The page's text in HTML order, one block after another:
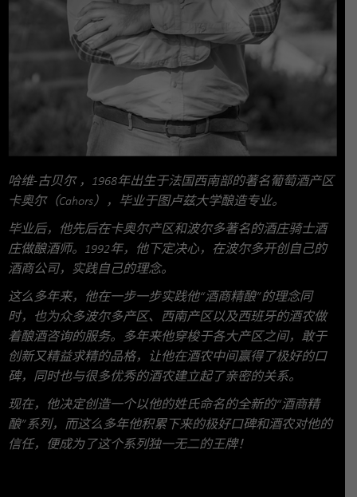
哈维-古贝尔 ，1968年出生于法国西南部的著名葡萄酒产区
卡奥尔（Cahors），毕业于图卢兹大学酿造专业。
毕业后，他先后在卡奥尔产区和波尔多著名的酒庄骑士酒
庄做酿酒师。1992年，他下定决心，在波尔多开创自己的
酒商公司，实践自己的理念。
这么多年来，他在一步一步实践他“酒商精酿”的理念同
时，也为众多波尔多产区、西南产区以及西班牙的酒农做
着酿酒咨询的服务。多年来他穿梭于各大产区之间，敢于
创新又精益求精的品格，让他在酒农中间赢得了极好的口
碑，同时也与很多优秀的酒农建立起了亲密的关系。
现在，他决定创造一个以他的姓氏命名的全新的“酒商精
酿”系列，而这么多年他积累下来的极好口碑和酒农对他的
信任，便成为了这个系列独一无二的王牌！